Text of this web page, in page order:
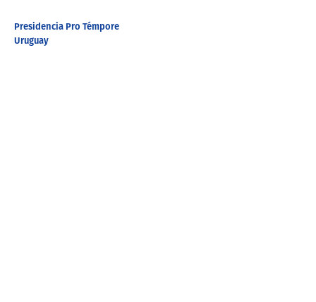
Presidencia Pro Témpore
Uruguay